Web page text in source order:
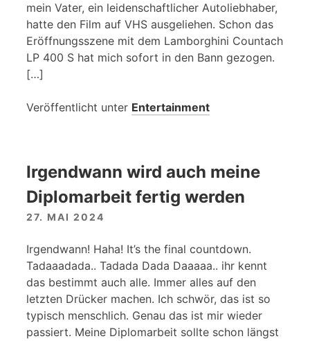
mein Vater, ein leidenschaftlicher Autoliebhaber,
hatte den Film auf VHS ausgeliehen. Schon das
Eröffnungsszene mit dem Lamborghini Countach
LP 400 S hat mich sofort in den Bann gezogen.
[…]
Veröffentlicht unter Entertainment
Irgendwann wird auch meine
Diplomarbeit fertig werden
27. MAI 2024
Irgendwann! Haha! It’s the final countdown.
Tadaaadada.. Tadada Dada Daaaaa.. ihr kennt
das bestimmt auch alle. Immer alles auf den
letzten Drücker machen. Ich schwör, das ist so
typisch menschlich. Genau das ist mir wieder
passiert. Meine Diplomarbeit sollte schon längst